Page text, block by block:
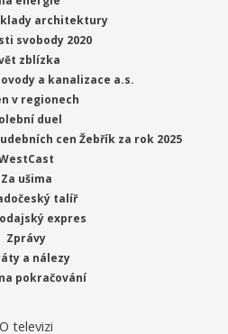
architektury
svobody 2020
zblízka
a kanalizace a.s.
v regionech
duel
cen Žebřík za rok 2025
Za ušima
talíř
expres
Zprávy
a nálezy
pokračování
O televizi